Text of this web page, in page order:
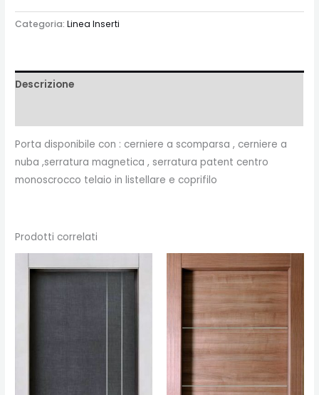
Categoria:Linea Inserti
Descrizione
Porta disponibile con : cerniere a scomparsa , cerniere a
nuba ,serratura magnetica , serratura patent centro
monoscrocco telaio in listellare e coprifilo
Prodotti correlati